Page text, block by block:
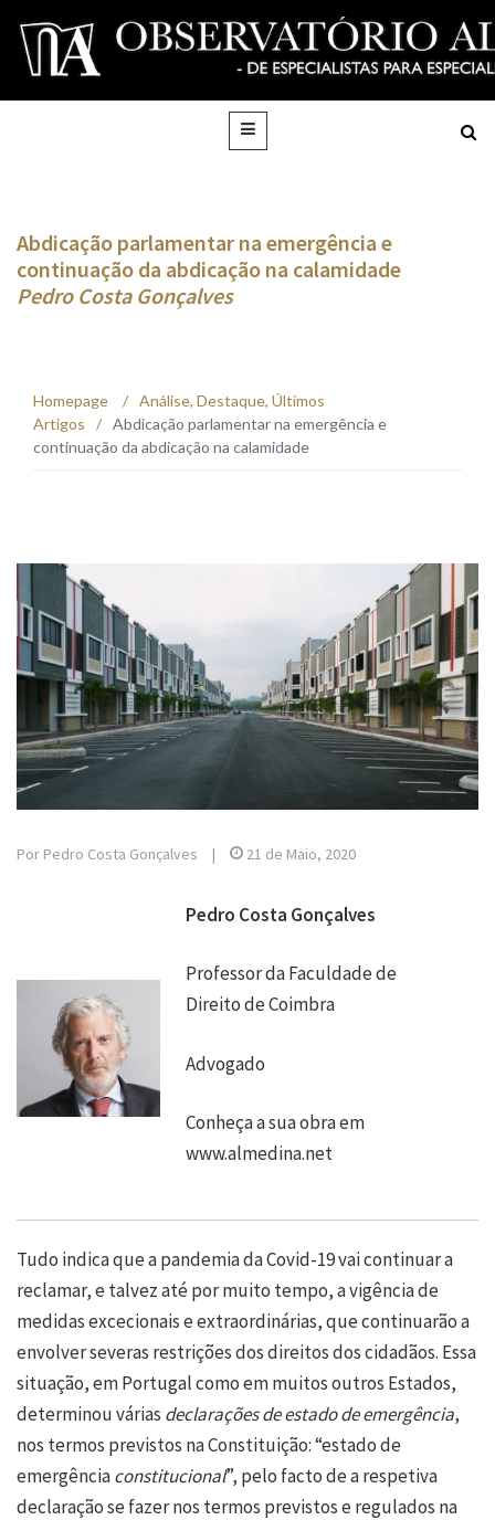
Abdicação parlamentar na emergência e
continuação da abdicação na calamidade
Pedro Costa Gonçalves
Homepage / Análise, Destaque, Últimos
Artigos
/ Abdicação parlamentar na emergência e
continuação da abdicação na calamidade
Por Pedro Costa Gonçalves | 21 de Maio, 2020
Pedro Costa Gonçalves
Professor da Faculdade de
Direito de Coimbra
Advogado
Conheça a sua obra em
www.almedina.net
Tudo indica que a pandemia da Covid-19 vai continuar a
reclamar, e talvez até por muito tempo, a vigência de
medidas excecionais e extraordinárias, que continuarão a
envolver severas restrições dos direitos dos cidadãos. Essa
situação, em Portugal como em muitos outros Estados,
determinou várias declarações de estado de emergência,
nos termos previstos na Constituição: “estado de
emergênciaconstitucional”, pelo facto de a respetiva
declaração se fazer nos termos previstos e regulados na